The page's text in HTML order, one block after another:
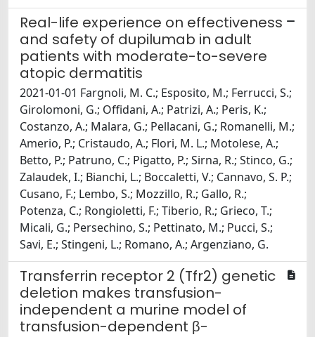
Real-life experience on effectiveness
and safety of dupilumab in adult
patients with moderate-to-severe
atopic dermatitis
2021-01-01 Fargnoli, M. C.; Esposito, M.; Ferrucci, S.;
Girolomoni, G.; Offidani, A.; Patrizi, A.; Peris, K.;
Costanzo, A.; Malara, G.; Pellacani, G.; Romanelli, M.;
Amerio, P.; Cristaudo, A.; Flori, M. L.; Motolese, A.;
Betto, P.; Patruno, C.; Pigatto, P.; Sirna, R.; Stinco, G.;
Zalaudek, I.; Bianchi, L.; Boccaletti, V.; Cannavo, S. P.;
Cusano, F.; Lembo, S.; Mozzillo, R.; Gallo, R.;
Potenza, C.; Rongioletti, F.; Tiberio, R.; Grieco, T.;
Micali, G.; Persechino, S.; Pettinato, M.; Pucci, S.;
Savi, E.; Stingeni, L.; Romano, A.; Argenziano, G.
Transferrin receptor 2 (Tfr2) genetic
deletion makes transfusion-
independent a murine model of
transfusion-dependent β-